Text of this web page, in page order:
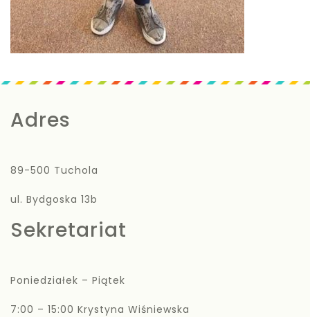
Adres
89-500 Tuchola
ul. Bydgoska 13b
Sekretariat
Poniedziałek – Piątek
7:00 – 15:00 Krystyna Wiśniewska